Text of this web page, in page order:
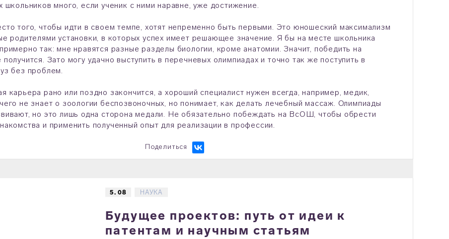
школьников много, если ученик с ними наравне, уже достижение.
того, чтобы идти в своем темпе, хотят непременно быть первыми. Это юношеский максимализм
родителями установки, в которых успех имеет решающее значение. Я бы на месте школьника
так: мне нравятся разные разделы биологии, кроме анатомии. Значит, победить на
Зато могу удачно выступить в перечневых олимпиадах и точно так же поступить в
без проблем.
карьера рано или поздно закончится, а хороший специалист нужен всегда, например, медик,
не знает о зоологии беспозвоночных, но понимает, как делать лечебный массаж. Олимпиады
но это лишь одна сторона медали. Не обязательно побеждать на ВсОШ, чтобы обрести
и применить полученный опыт для реализации в профессии.
Поделиться
5. 08 НАУКА
Будущее проектов: путь от идеи к
патентам и научным статьям